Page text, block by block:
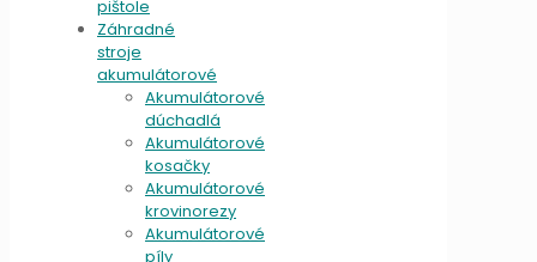
pištole
Záhradné
stroje
akumulátorové
Akumulátorové
dúchadlá
Akumulátorové
kosačky
Akumulátorové
krovinorezy
Akumulátorové
píly